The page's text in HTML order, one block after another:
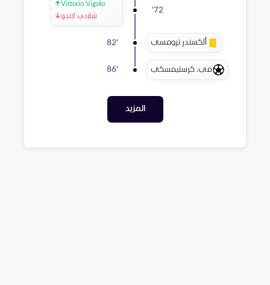
72
'
↑Vittorio Vigolo
↓شاردي لاندو
ألكسندر ترومسي 82'
في. كرستيفسكي 86'
المزيد